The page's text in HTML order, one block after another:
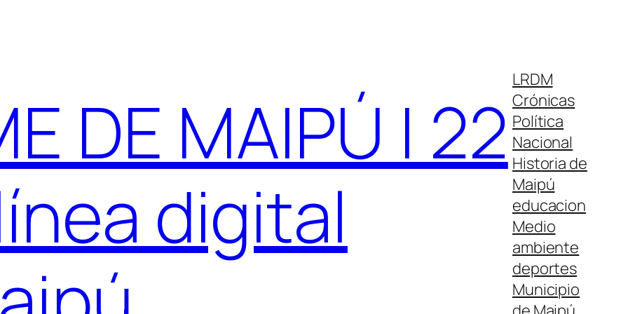
DE MAIPÚ | 22
digital
LRDM
Crónicas
Política
Nacional
Historia de
Maipú
educacion
Medio
ambiente
deportes
Municipio